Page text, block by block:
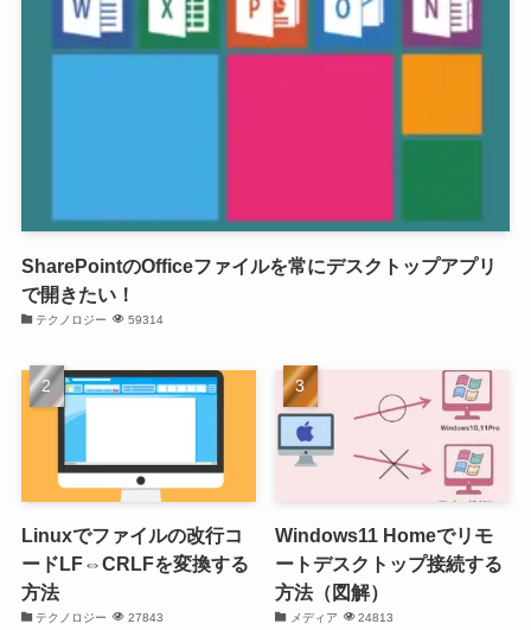
SharePointのOfficeファイルを常にデスクトップアプリ
で開きたい！
テクノロジー 59314
Linuxでファイルの改行コ
ードLF⇔CRLFを変換する
方法
テクノロジー 27843
Windows11 Homeでリモ
ートデスクトップ接続する
方法（図解）
メディア 24813